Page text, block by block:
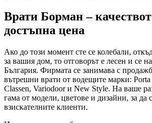
Врати Борман –
достъпна цена
Ако до този момент сте се колебали,
за вашия дом, то отговорът е лесен и се
България. Фирмата се занимава с
вътрешни врати от водещите марки:
Classen, Variodoor и New Style. На ваше
гама от модели, цветове и дизайни, за да
взискателните клиенти.